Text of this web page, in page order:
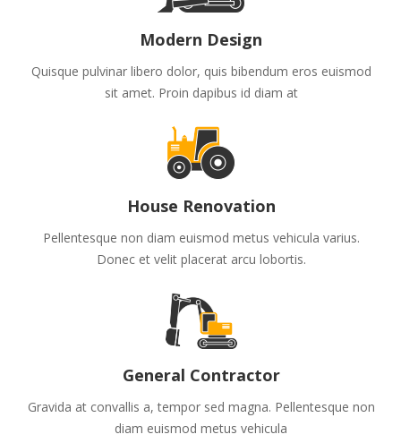
Modern Design
Quisque pulvinar libero dolor, quis bibendum eros euismod
sit amet. Proin dapibus id diam at
House Renovation
Pellentesque non diam euismod metus vehicula varius.
Donec et velit placerat arcu lobortis.
General Contractor
Gravida at convallis a, tempor sed magna. Pellentesque non
diam euismod metus vehicula